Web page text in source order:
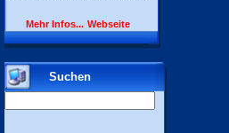
Mehr Infos... Webseite
Suchen